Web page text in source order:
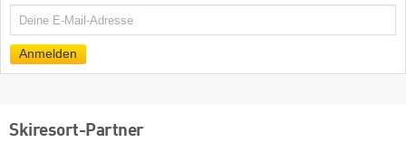
E-
Anmelden
Skiresort-Partner